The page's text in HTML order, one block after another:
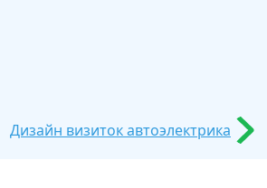
Дизайн визиток автоэлектрика